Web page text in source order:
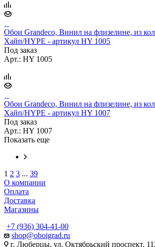
Обои Grandeco, Винил на флизелине, из
Хайп/HYPE - артикул HY 1005
Под заказ
Арт.: HY 1005
Обои Grandeco, Винил на флизелине, из
Хайп/HYPE - артикул HY 1007
Под заказ
Арт.: HY 1007
Показать еще
1 2 3 ... 39
О компании
Оплата
Доставка
Магазины
+7 (936) 304-41-00
shop@oboigrad.ru
г. Люберцы, ул. Октябрьский проспект,